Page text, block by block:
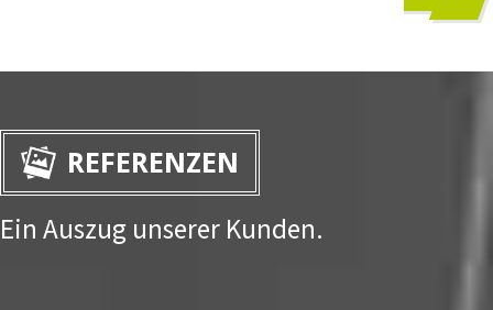
REFERENZEN
Ein Auszug unserer Kunden.